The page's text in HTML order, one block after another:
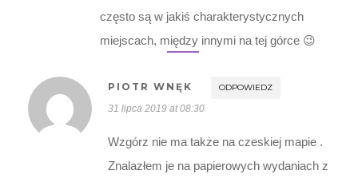
często są w jakiś charakterystycznych
miejscach, między innymi na tej górce 😉
PIOTR WNĘK ODPOWIEDZ
31 lipca 2019 at 08:30
Wzgórz nie ma także na czeskiej mapie .
Znalazłem je na papierowych wydaniach z